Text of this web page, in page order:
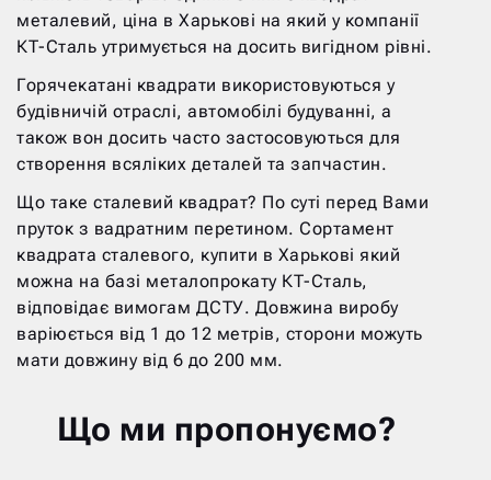
металевий, ціна в Харькові на який у компанії
КТ-Сталь утримується на досить вигідном рівні.
Горячекатані квадрати використовуються у
будівничій отраслі, автомобілі будуванні, а
також вон досить часто застосовуються для
створення всяліких деталей та запчастин.
Що таке сталевий квадрат? По суті перед Вами
пруток з вадратним перетином. Сортамент
квадрата сталевого, купити в Харькові який
можна на базі металопрокату КТ-Сталь,
відповідає вимогам ДСТУ. Довжина виробу
варіюється від 1 до 12 метрів, сторони можуть
мати довжину від 6 до 200 мм.
Що ми пропонуємо?